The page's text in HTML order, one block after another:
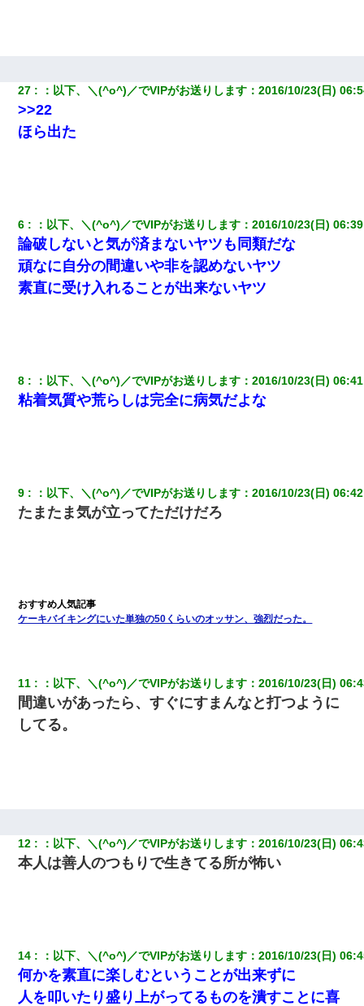
義兄嫁「娘が大学に入ったら下宿させて」私「しつこい、学校斡
旋のアパートに行け」→ 旦那が義兄に通報したら「志望校を変え
ろ！」とキレて・・・
新卒の女性社員に1年半ストーカーされていた。俺「マジで怖い」
上司「話をしてみる」→女性社員「実は10数年前に…」
【身体で払わせて】女友達「ごめん、何も言わずにお金貸してく
で両親に全部話した。
の話をしていたA子が事故で亡くなった。→Ａ子のお母さんの話に
驚愕…
【画像】女上司(30)「終電なくなったね…部屋くる？」ワイ「行
きます！」
しくなり・・・
小学生の息子が急に様子がおかしくなった。私「理由を聞いても
とっさに女児を捕まえたら変質者扱いされた。母親「あっち行っ
てよ！気持ち悪い！（ｼｯｼｯ」→ 後日、俺を見つけた母親がすっ飛
んできて・・・
夫に癌の余命宣告。その闘病中に長女から信じられない言葉を受
けた
27 ： 以下、＼(^o^)／でVIPがお送りします ：2016/10/23(日)
>>22
ほら出た
6 ： 以下、＼(^o^)／でVIPがお送りします ：2016/10/23(日)
論破しないと気が済まないヤツも同類だな
頑なに自分の間違いや非を認めないヤツ
素直に受け入れることが出来ないヤツ
8 ： 以下、＼(^o^)／でVIPがお送りします ：2016/10/23(日)
粘着気質や荒らしは完全に病気だよな
9 ： 以下、＼(^o^)／でVIPがお送りします ：2016/10/23(日)
たまたま気が立ってただけだろ
ケーキバイキングにいた単独の50くらいのオッサン、強烈だった。
11 ： 以下、＼(^o^)／でVIPがお送りします ：2016/10/23(日)
間違いがあったら、すぐにすまんなと打つように
してる。
12 ： 以下、＼(^o^)／でVIPがお送りします ：2016/10/23(日)
本人は善人のつもりで生きてる所が怖い
14 ： 以下、＼(^o^)／でVIPがお送りします ：2016/10/23(日)
何かを素直に楽しむということが出来ずに
人を叩いたり盛り上がってるものを潰すことに喜